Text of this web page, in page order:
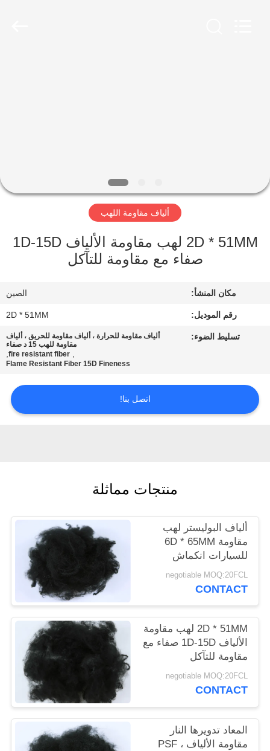
فيديو
عنا
المعمل
الجودة
اتصل
حالات
خريطة
الموقع
PRIVACY
POLICY
ألياف مقاومة اللهب
2D * 51MM لهب مقاومة الألياف 1D-15D
صفاء مع مقاومة للتآكل
مكان المنشأ: الصين
رقم الموديل: 2D * 51MM
تسليط الضوء:
ألياف مقاومة للحرارة ، ألياف مقاومة للحريق ، ألياف
مقاومة للهب 15 د صفاء
,
fire resistant fiber
,
Flame Resistant Fiber 15D Fineness
اتصل بنا!
منتجات مماثلة
ألياف البوليستر لهب
مقاومة 6D * 65MM
للسيارات انكماش
منخفضة الداخلية
negotiable MOQ:20FCL
CONTACT
2D * 51MM لهب مقاومة
الألياف 1D-15D صفاء مع
مقاومة للتآكل
negotiable MOQ:20FCL
CONTACT
المعاد تدويرها النار
مقاومة الألياف ، PSF